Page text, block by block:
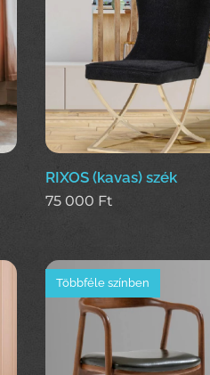
RIXOS (kavas) szék
75 000 Ft
Többféle színben